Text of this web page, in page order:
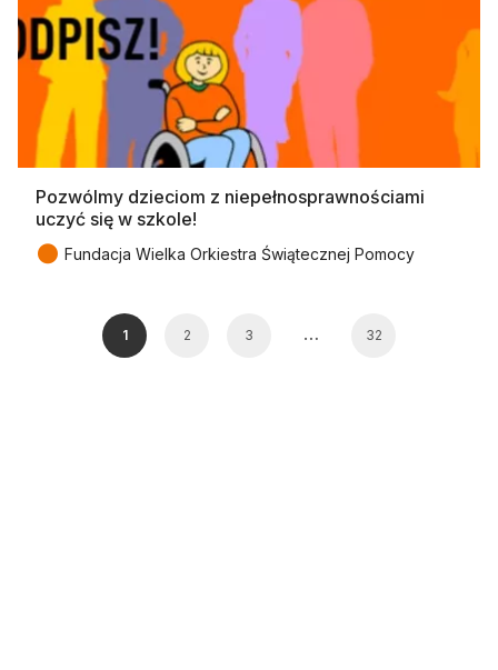
Pozwólmy dzieciom z niepełnosprawnościami
uczyć się w szkole!
● Fundacja Wielka Orkiestra Świątecznej Pomocy
1 2 3 … 32